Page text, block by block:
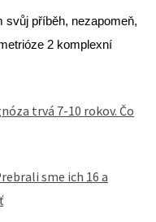
příběh, nezapomeň,
2 komplexní
trvá 7-10 rokov. Čo
sme ich 16 a